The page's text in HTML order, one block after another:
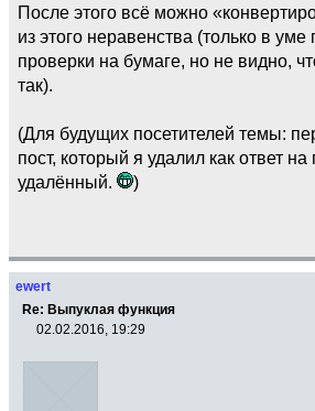
После этого всё можно
из этого неравенства (только в уме
проверки на бумаге, но не видно,
так).
(Для будущих посетителей темы:
пост, который я удалил как ответ
удалённый.
)
ewert
Re: Выпуклая функция
02.02.2016, 19:29